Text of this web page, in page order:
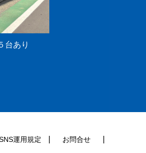
台あり
運用規定 お問合せ